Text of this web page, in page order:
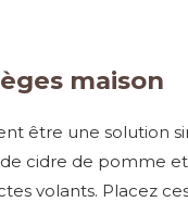
maison
être une solution
cidre de pomme
volants. Placez